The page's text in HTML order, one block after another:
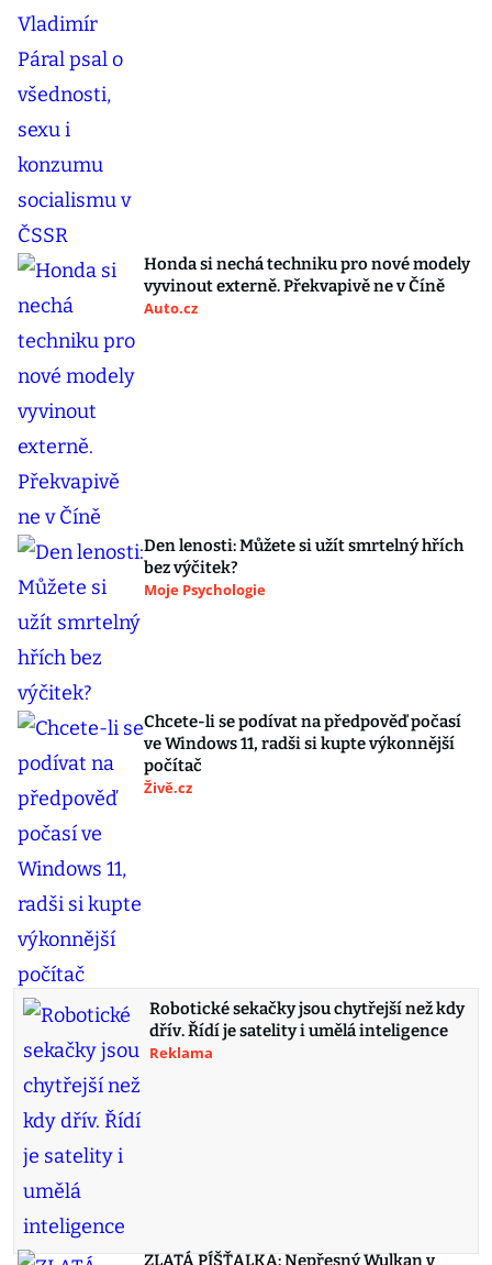
Honda si nechá techniku pro nové modely
vyvinout externě. Překvapivě ne v Číně
Auto.cz
Den lenosti: Můžete si užít smrtelný hřích
bez výčitek?
Moje Psychologie
Chcete-li se podívat na předpověď počasí
ve Windows 11, radši si kupte výkonnější
počítač
Živě.cz
Robotické sekačky jsou chytřejší než kdy
dřív. Řídí je satelity i umělá inteligence
Reklama
ZLATÁ PÍŠŤALKA: Nepřesný Wulkan v